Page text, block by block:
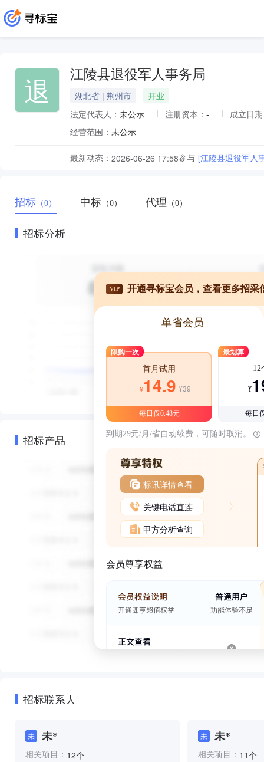
退 江陵县退役军人事务局
湖北省 | 荆州市
开业
法定代表人： 未公示 注册资本： -
成立日
经营范围： 未公示
最新动态： 2026-06-26 17:58参与 [江陵县退役军人
招标 （0） 中标 （0） 代理 （0）
招标分析
招标产品
VIP 开通寻标宝会员，查看更多招采
单省会员
限购一次
首月试用
¥14.9 ¥39
每日仅0.48元
最划算
12
¥
每日
到期29元/月/省自动续费，可随时取消。
标讯详情查看
关键电话直连
甲方分析查询
会员尊享权益
招标联系人
未 未*
相关项目： 12个
未 未*
相关项目： 11个